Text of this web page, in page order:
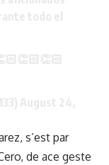
s’est par
de ace geste